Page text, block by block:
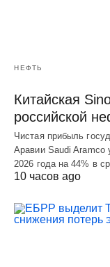
НЕФТЬ
Китайская
российской
Чистая прибыль
Аравии Saudi Aramco
2026 года на 44% в
10 часов ago